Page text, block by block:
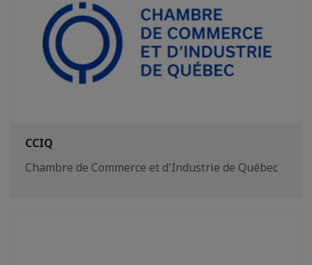
CCIQ
Chambre de Commerce et d'Industrie de Québec